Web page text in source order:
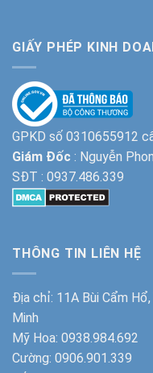
GIẤY PHÉP KINH
GPKD số 0310655912
Giám Đốc : Nguyễn
SĐT : 0937.486.339
THÔNG TIN LIÊN HỆ
Địa chỉ: 11A Bùi Cẩm
Minh
Mỹ Hoa: 0938.984.692
Cường: 0906.901.339